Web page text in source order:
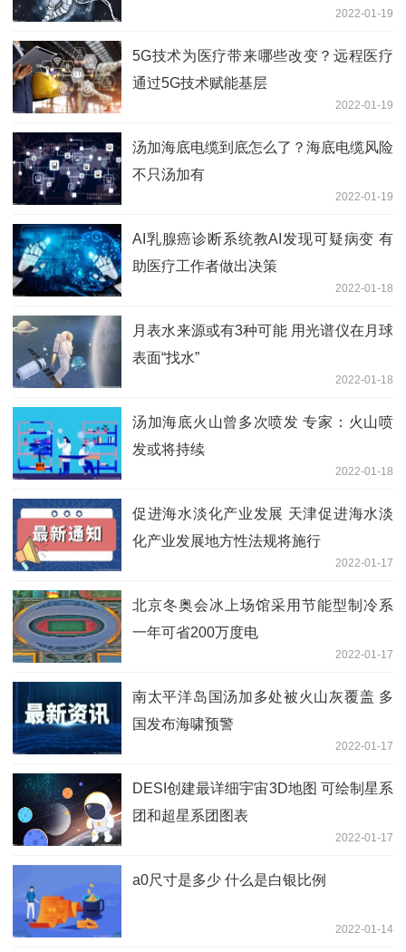
2022-01-19
5G技术为医疗带来哪些改变？远程医疗
通过5G技术赋能基层
2022-01-19
汤加海底电缆到底怎么了？海底电缆风险
不只汤加有
2022-01-19
AI乳腺癌诊断系统教AI发现可疑病变 有
助医疗工作者做出决策
2022-01-18
月表水来源或有3种可能 用光谱仪在月球
表面“找水”
2022-01-18
汤加海底火山曾多次喷发 专家：火山喷
发或将持续
2022-01-18
促进海水淡化产业发展 天津促进海水淡
化产业发展地方性法规将施行
2022-01-17
北京冬奥会冰上场馆采用节能型制冷系
一年可省200万度电
2022-01-17
南太平洋岛国汤加多处被火山灰覆盖 多
国发布海啸预警
2022-01-17
DESI创建最详细宇宙3D地图 可绘制星系
团和超星系团图表
2022-01-17
a0尺寸是多少 什么是白银比例
2022-01-14